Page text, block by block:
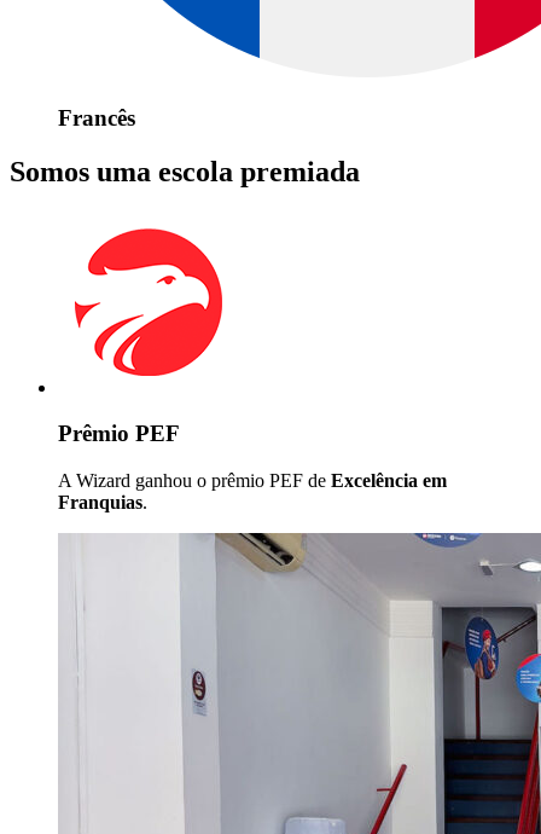
Francês
Somos uma escola premiada
Prêmio PEF
A Wizard ganhou o prêmio PEF de Excelência em
Franquias.